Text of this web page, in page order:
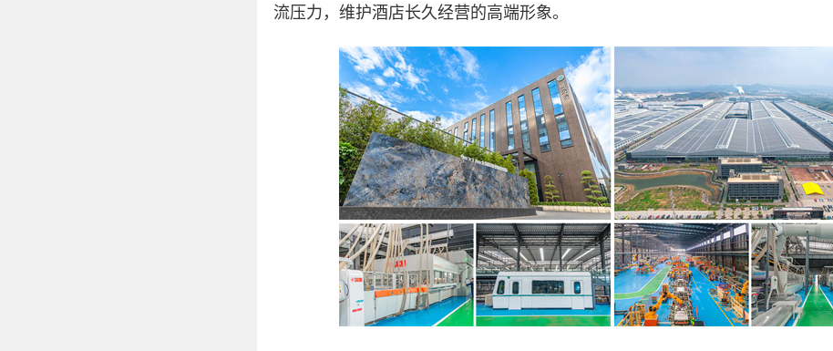
流压力，维护酒店长久经营的高端形象。